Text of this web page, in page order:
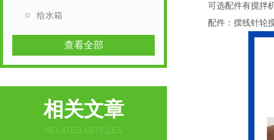
给水箱
查看全部
相关文章
RELATED ARTICLES
可选配件有搅拌机
配件：摆线针轮搅